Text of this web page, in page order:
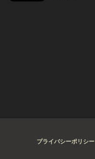
プライバシーポリシー